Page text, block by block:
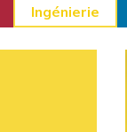
Ingénierie